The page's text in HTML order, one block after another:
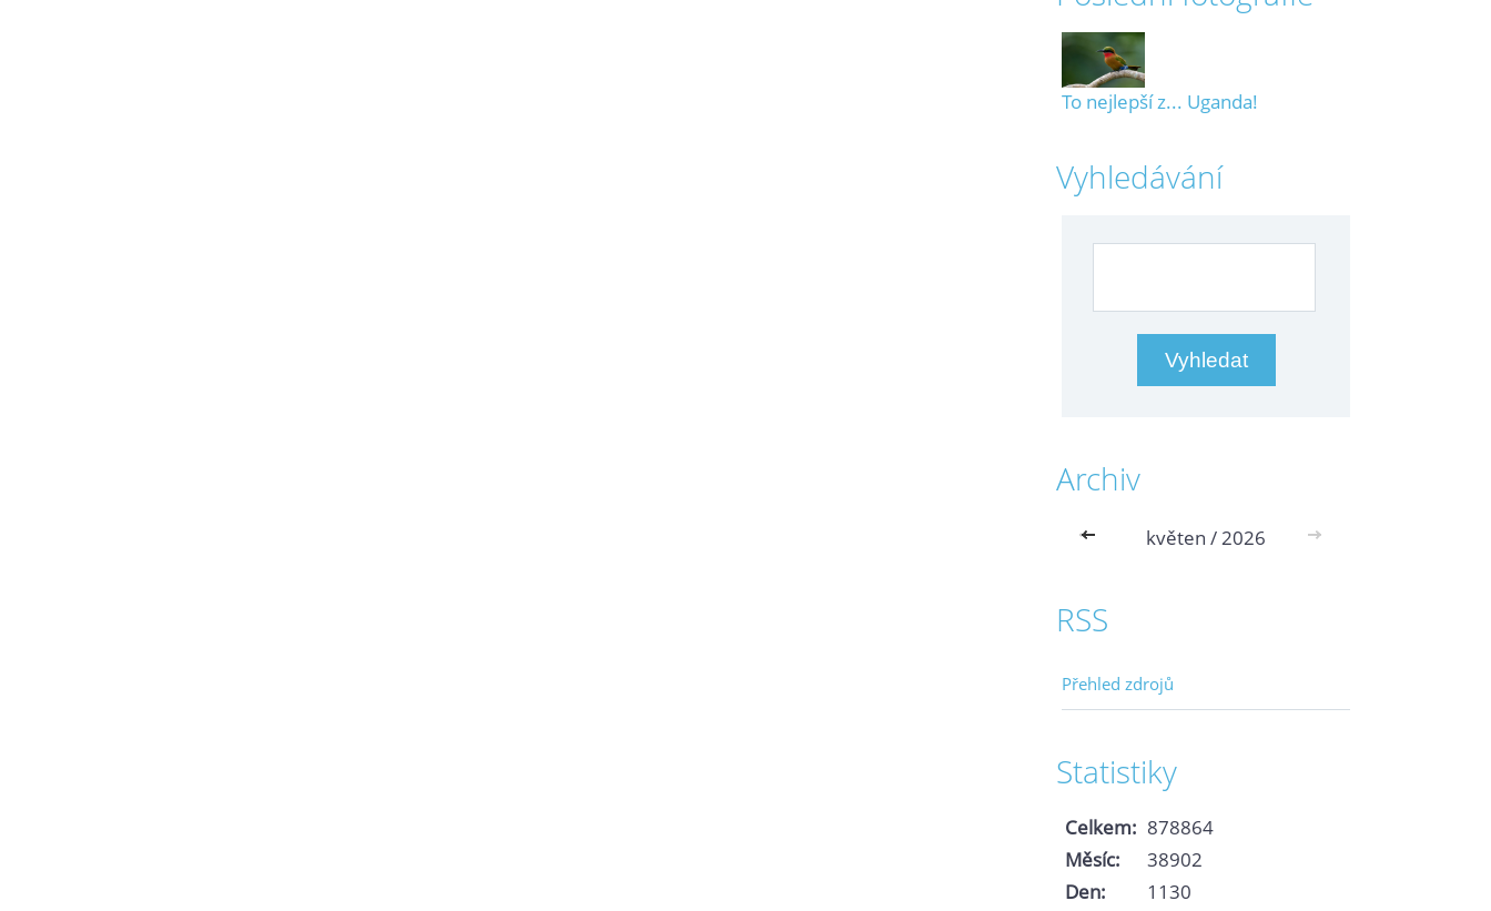
To nejlepší z... Uganda!
Vyhledávání
Archiv
<< květen / 2026 >>
RSS
Přehled zdrojů
Statistiky
Celkem: 878864
Měsíc:
38902
Den:
1130